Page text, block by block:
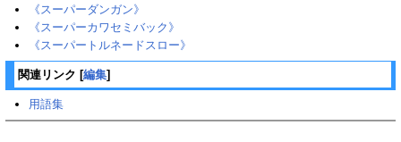
《スーパーダンガン》
《スーパーカワセミバック》
《スーパートルネードスロー》
関連リンク [編集]
用語集